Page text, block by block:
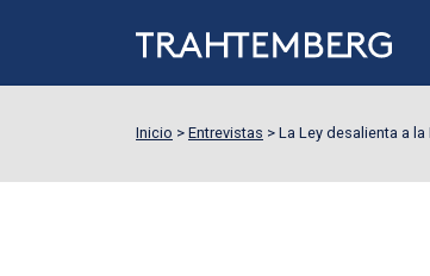
Inicio > Entrevistas > La Ley desalienta a